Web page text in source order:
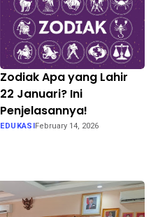
Zodiak Apa yang Lahir
22 Januari? Ini
Penjelasannya!
EDUKASI February 14, 2026